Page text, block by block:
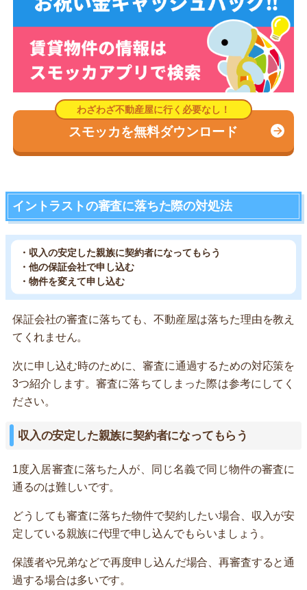
スモッカを無料ダウンロード
イントラストの審査に落ちた際の対処法
・収入の安定した親族に契約者になってもらう
・他の保証会社で申し込む
・物件を変えて申し込む
保証会社の審査に落ちても、不動産屋は落ちた理由を教え
てくれません。
次に申し込む時のために、審査に通過するための対応策を
3つ紹介します。審査に落ちてしまった際は参考にしてく
ださい。
収入の安定した親族に契約者になってもらう
1度入居審査に落ちた人が、同じ名義で同じ物件の審査に
通るのは難しいです。
どうしても審査に落ちた物件で契約したい場合、収入が安
定している親族に代理で申し込んでもらいましょう。
保護者や兄弟などで再度申し込んだ場合、再審査すると通
過する場合は多いです。